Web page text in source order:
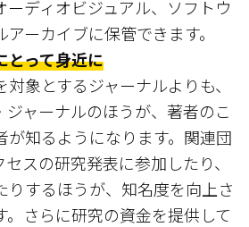
ーディオビジュアル、ソフトウ
ーカイブに保管できます。
とって身近に
象とするジャーナルよりも、
ジャーナルのほうが、著者のこ
が知るようになります。関連団
スの研究発表に参加したり、
りするほうが、知名度を向上さ
。さらに研究の資金を提供して